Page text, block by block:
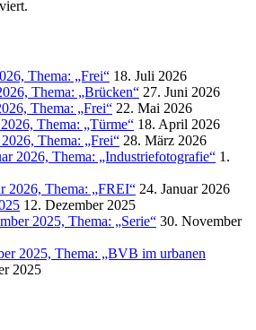
Thema: „Frei“ 18. Juli 2026
Thema: „Brücken“ 27. Juni 2026
Thema: „Frei“ 22. Mai 2026
Thema: „Türme“ 18. April 2026
Thema: „Frei“ 28. März 2026
2026, Thema: „Industriefotografie“ 1.
2026, Thema: „FREI“ 24. Januar 2026
12. Dezember 2025
2025, Thema: „Serie“ 30. November
2025, Thema: „BVB im urbanen
2025